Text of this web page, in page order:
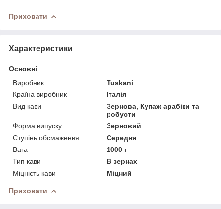
Приховати
Характеристики
Основні
Виробник
Tuskani
Країна виробник
Італія
Вид кави
Зернова, Купаж арабіки та
робусти
Форма випуску
Зерновий
Ступінь обсмаження
Середня
Вага
1000 г
Тип кави
В зернах
Міцність кави
Міцний
Приховати